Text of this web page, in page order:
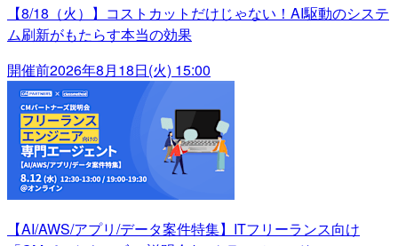
【8/18（火）】コストカットだけじゃない！AI駆動のシステ
ム刷新がもたらす本当の効果
開催前2026年8月18日(火) 15:00
【AI/AWS/アプリ/データ案件特集】ITフリーランス向け